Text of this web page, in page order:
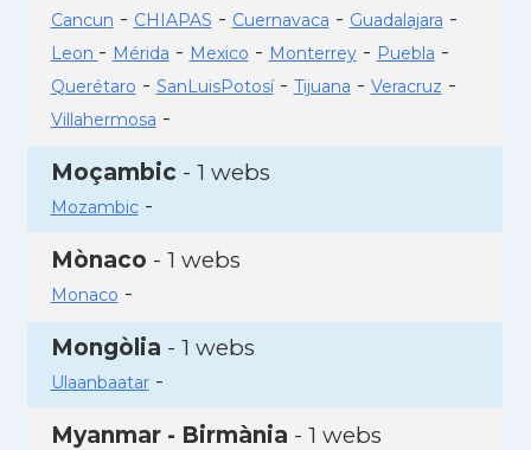
Cancun - CHIAPAS - Cuernavaca - Guadalajara -
Leon - Mérida - Mexico - Monterrey- Puebla -
Querétaro - SanLuisPotosí- Tijuana - Veracruz -
Villahermosa -
Moçambic - 1 webs
Mozambic-
Mònaco - 1 webs
Monaco -
Mongòlia - 1 webs
Ulaanbaatar-
Myanmar - Birmània - 1 webs